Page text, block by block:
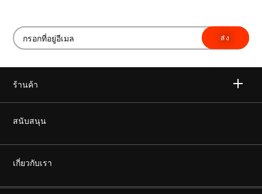
ส่ง
ร้านค้า
ไวเลส
เฮดโฟน
สนับสนุน
ซื้อของแท้
ร้านค้าตัวแทนจำหน่ายอย่างเป็นทางการ
เกี่ยวกับเรา